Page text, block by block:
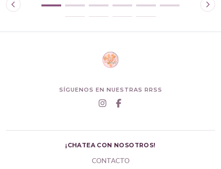
SÍGUENOS EN NUESTRAS RRSS
¡CHATEA CON NOSOTROS!
CONTACTO